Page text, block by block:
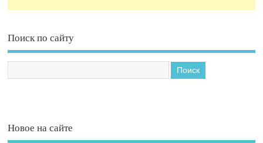
Поиск по сайту
Новое на сайте